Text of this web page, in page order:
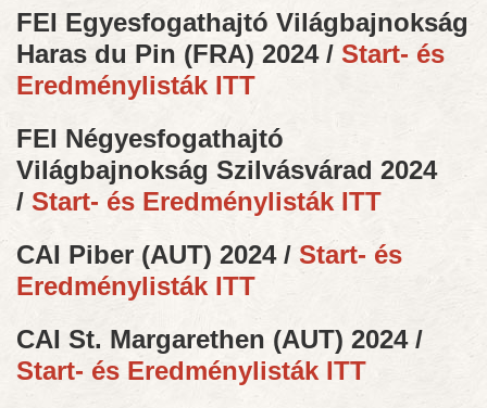
FEI Egyesfogathajtó Világbajnokság
Haras du Pin (FRA) 2024 / Start- és
Eredménylisták ITT
FEI Négyesfogathajtó
Világbajnokság Szilvásvárad 2024
/ Start- és Eredménylisták ITT
CAI Piber (AUT) 2024 / Start- és
Eredménylisták ITT
CAI St. Margarethen (AUT) 2024 /
Start- és Eredménylisták ITT